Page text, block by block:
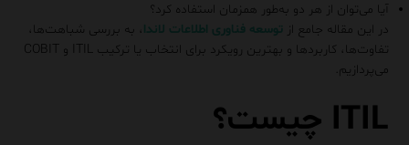
آیا می‌توان از هر دو به‌طور همزمان استفاده کرد؟
در این مقاله جامع از توسعه فناوری اطلاعات لاندا، به بررسی شباهت‌ها،
تفاوت‌ها، کاربردها و بهترین رویکرد برای انتخاب یا ترکیب ITIL و COBIT
می‌پردازیم.
ITIL چیست؟